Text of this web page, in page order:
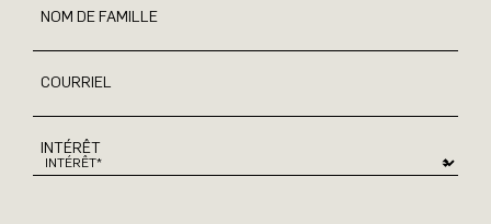
NOM DE FAMILLE
COURRIEL
INTÉRÊT